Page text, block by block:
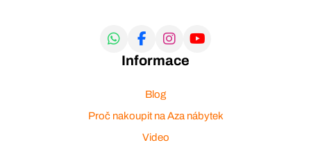
Informace
Blog
Proč nakoupit na Aza nábytek
Video